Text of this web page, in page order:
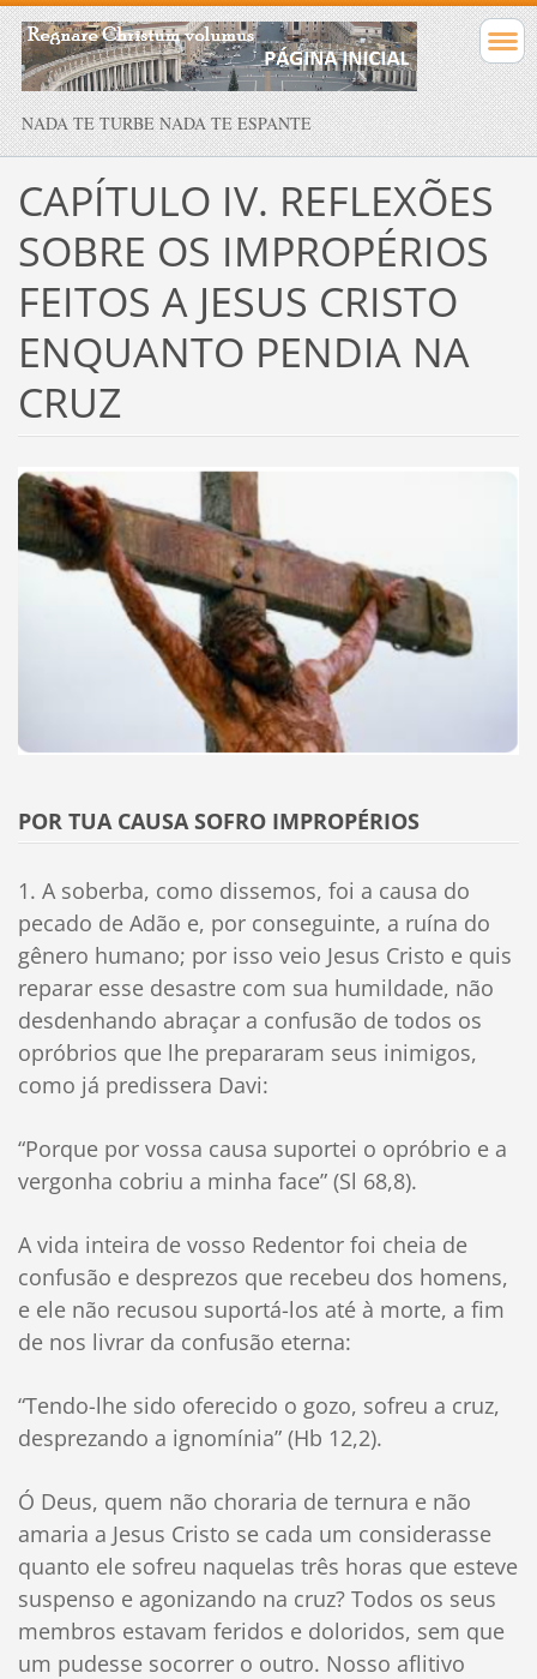
NADA TE TURBE NADA TE ESPANTE
CAPÍTULO IV. REFLEXÕES
SOBRE OS IMPROPÉRIOS
FEITOS A JESUS CRISTO
ENQUANTO PENDIA NA
CRUZ
POR TUA CAUSA SOFRO IMPROPÉRIOS
1. A soberba, como dissemos, foi a causa do
pecado de Adão e, por conseguinte, a ruína do
gênero humano; por isso veio Jesus Cristo e quis
reparar esse desastre com sua humildade, não
desdenhando abraçar a confusão de todos os
opróbrios que lhe prepararam seus inimigos,
como já predissera Davi:
“Porque por vossa causa suportei o opróbrio e a
vergonha cobriu a minha face” (Sl 68,8).
A vida inteira de vosso Redentor foi cheia de
confusão e desprezos que recebeu dos homens,
e ele não recusou suportá-los até à morte, a fim
de nos livrar da confusão eterna:
“Tendo-lhe sido oferecido o gozo, sofreu a cruz,
desprezando a ignomínia” (Hb 12,2).
Ó Deus, quem não choraria de ternura e não
amaria a Jesus Cristo se cada um considerasse
quanto ele sofreu naquelas três horas que esteve
suspenso e agonizando na cruz? Todos os seus
membros estavam feridos e doloridos, sem que
um pudesse socorrer o outro. Nosso aflitivo